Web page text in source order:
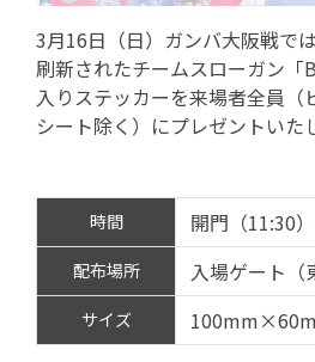
3月16日（日）ガンバ大阪戦で
刷新されたチームスローガン「
入りステッカーを来場者全員（
シート除く）にプレゼントいた
時間 開門（11:30
配布場所 入場ゲート（
サイズ